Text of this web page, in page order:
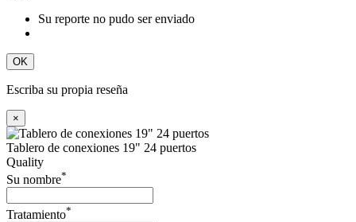
Su reporte no pudo ser enviado
OK
Escriba su propia reseña
×
Tablero de conexiones 19" 24 puertos
Quality
Su nombre*
Tratamiento*